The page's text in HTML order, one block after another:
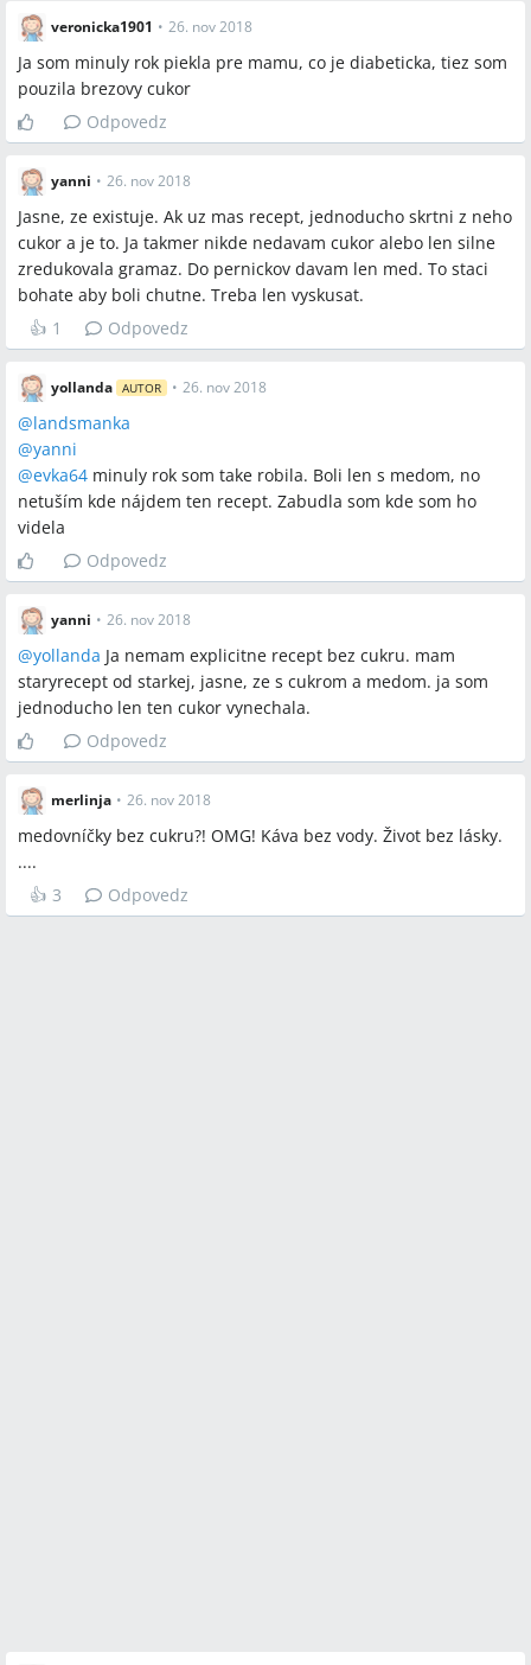
veronicka1901 • 26. nov 2018
Ja som minuly rok piekla pre mamu, co je diabeticka, tiez som
pouzila brezovy cukor
Odpovedz
yanni • 26. nov 2018
Jasne, ze existuje. Ak uz mas recept, jednoducho skrtni z neho
cukor a je to. Ja takmer nikde nedavam cukor alebo len silne
zredukovala gramaz. Do pernickov davam len med. To staci
bohate aby boli chutne. Treba len vyskusat.
👍 1 Odpovedz
yollanda AUTOR • 26. nov 2018
@landsmanka
@yanni
@evka64 minuly rok som take robila. Boli len s medom, no
netuším kde nájdem ten recept. Zabudla som kde som ho
videla
Odpovedz
yanni • 26. nov 2018
@yollanda Ja nemam explicitne recept bez cukru. mam
staryrecept od starkej, jasne, ze s cukrom a medom. ja som
jednoducho len ten cukor vynechala.
Odpovedz
merlinja • 26. nov 2018
medovníčky bez cukru?! OMG! Káva bez vody. Život bez lásky.
....
👍 3 Odpovedz